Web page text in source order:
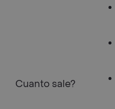
Cuanto sale?